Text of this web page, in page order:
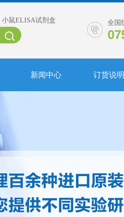
小鼠ELISA试剂盒 全国
新闻中心 订货说明